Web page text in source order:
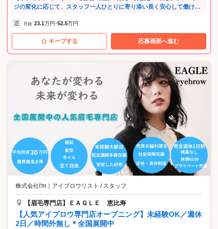
ジの変化に応じて、スタッフ一人ひとりに寄り添い長く安心して働ける
マン施術 ✅残業1日平均6分！ ✅大手美容メーカーの正社員◎コスメの社
割も充実 ＼先輩たちに入社理由をせきららインタビュー！／ ━━━━━
━━━━━━━━━ 美容師を挫折して… Hさん（24歳／女性／元美容師
アシスタント） ━━━━━━━━━━━━━━ 早朝・深夜レッスンや休
【安定したお給料・お休み】が転職先を選ぶ大きなポイントでした。 ✅
アナスタシア ミアレを選んだ理由 ・毎月安定した収入があることと、残
業がほとんどないところ。 言葉使い・身だしなみ・所作などにも気を
使えるようになって、前よりも自分を好きになりました。 ━━━━━━
━━━━━━━━ もともとはお客さんでした Aさん（25歳／女性／美容
専門学校卒） ━━━━━━━━━━━━━━ 皮膚が弱く水仕事で手荒れ
をしてしまい、美容師の仕事を断念。 美容師免許を活かせる仕事を探し
ている中で 眉は顔の印象を決める重要なパーツだと知り、 アイブロウへ
の興味が湧きました！ ✅アナスタシア ミアレを選んだ理由 ・アナスタシ
ア ミアレをお客として利用し、親切で丁寧な接客や仕上がりに感動…。
・自分と同じ感動をお客様に体験してもらいたいと思った。 ━━━━━
━━━━━━━━━ 気持ちの余裕を大切にしたいから！ Kさん（30歳
／女性／子ども2歳／新卒入社10年目） ━━━━━━━━━━━━━━
素敵な仕事だと思ってました。 ✅アナスタシア ミアレを選んだ理由 ・自
分自身の生活スタイル、気持ちの安定、余裕を大切にし、長く働ける場
所だと感じたから 実際に入社10年目の現在は、仕事と育児を両立し時
短勤務をしています。 スタッフではない時間の自分も大事にしてくれ
る会社です。
正 月給 23.1万円~52.5万円
キープする 応募画面へ進む
株式会社I'm アイブロウリスト / スタッフ
【眉毛専門店】ＥＡＧＬＥ 恵比寿
【人気アイブロウ専門店オープニング】未経験OK／週休
2日／時間外無し＊全国展開中